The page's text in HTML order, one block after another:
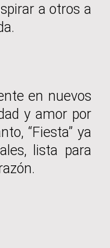
a otros a
en nuevos
y amor por
“Fiesta” ya
lista para